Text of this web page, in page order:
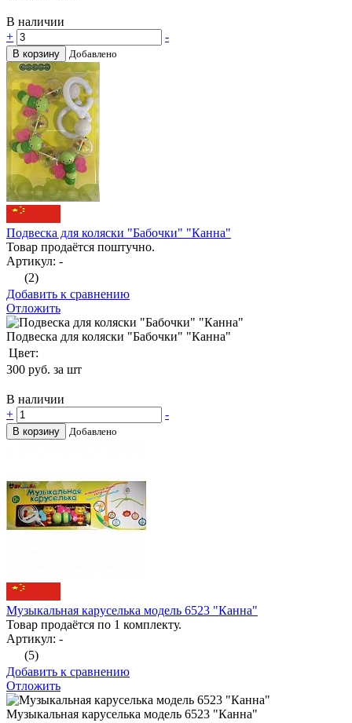
В наличии
+
-
В корзину Добавлено
Подвеска для коляски "Бабочки" "Канна"
Товар продаётся поштучно.
Артикул: -
(2)
Добавить к сравнению
Отложить
Подвеска для коляски "Бабочки" "Канна"
Цвет:
300 руб. за шт
В наличии
+
-
В корзину Добавлено
Музыкальная каруселька модель 6523 "Канна"
Товар продаётся по 1 комплекту.
Артикул: -
(5)
Добавить к сравнению
Отложить
Музыкальная каруселька модель 6523 "Канна"